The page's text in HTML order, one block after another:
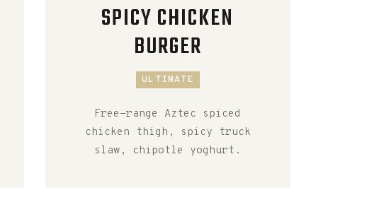
SPICY CHICKEN
BURGER
ULTIMATE
Free-range Aztec spiced
chicken thigh, spicy truck
slaw, chipotle yoghurt.